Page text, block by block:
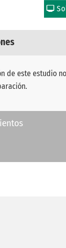
de este estudio